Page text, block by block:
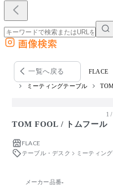
外部サイトの商品をカートに追加
他のサイトで見つけた商品ページのURLを貼り付
画像検索
一覧へ戻る FLACE
ミーティングテーブル
1
TOM FOOL / トムフール
FLACE
テーブル・デスク
ミーティン
メーカー品番-